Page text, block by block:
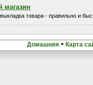
магазин
товара - правильно и
Домашняя • Карта